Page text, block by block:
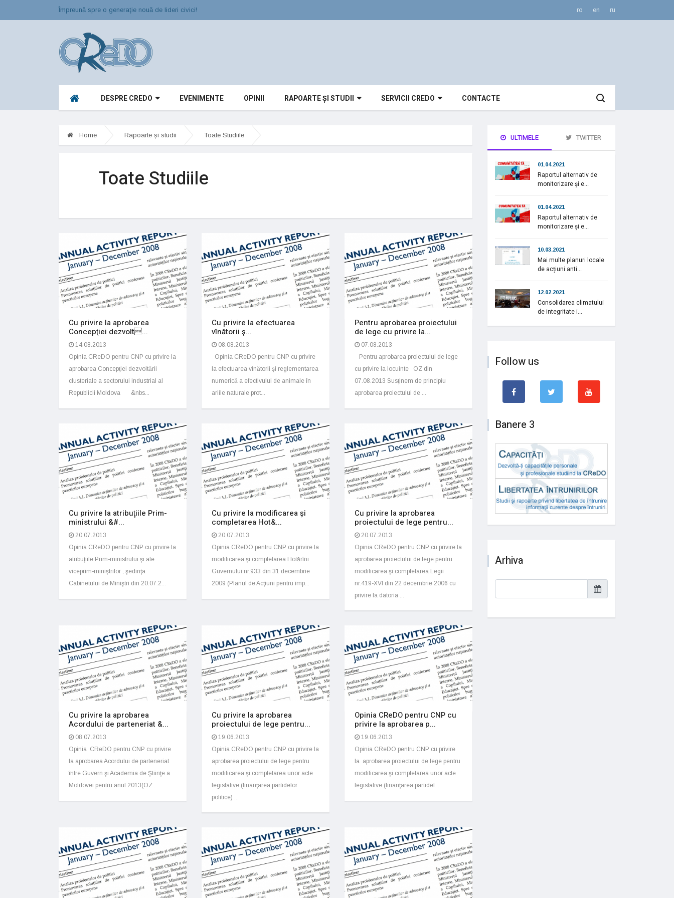
Împreună spre o generaţie nouă de lideri civici! ro en ru
DESPRE CREDO EVENIMENTE OPINII RAPOARTE ȘI STUDII SERVICII CREDO CONTACTE
Home Rapoarte și studii Toate Studiile
Toate Studiile
Cu privire la aprobarea
Concepţiei dezvolt...
14.08.2013
Opinia CReDO pentru CNP cu privire la
aprobarea Concepţiei dezvoltării
clusteriale a sectorului industrial al
Republicii Moldova &nbs...
Cu privire la efectuarea
vînătorii ş...
08.08.2013
Opinia CReDO pentru CNP cu privire
la efectuarea vînătorii şi reglementarea
numerică a efectivului de animale în
ariile naturale prot...
Pentru aprobarea proiectului
de lege cu privire la...
07.08.2013
Pentru aprobarea proiectului de lege
cu privire la locuinte OZ din
07.08.2013 Susţinem de principiu
aprobarea proiectului de ...
Cu privire la atribuţiile Prim-
ministrului &#...
20.07.2013
Opinia CReDO pentru CNP cu privire la
atribuţiile Prim-ministrului şi ale
viceprim-miniştrilor , şedinţa
Cabinetului de Miniştri din 20.07.2...
Cu privire la modificarea şi
completarea Hot&...
20.07.2013
Opinia CReDO pentru CNP cu privire la
modificarea şi completarea Hotărîrii
Guvernului nr.933 din 31 decembrie
2009 (Planul de Acţiuni pentru imp...
Cu privire la aprobarea
proiectului de lege pentru...
20.07.2013
Opinia CReDO pentru CNP cu privire la
aprobarea proiectului de lege pentru
modificarea şi completarea Legii
nr.419-XVI din 22 decembrie 2006 cu
privire la datoria ...
Cu privire la aprobarea
Acordului de parteneriat &...
08.07.2013
Opinia CReDO pentru CNP cu privire
la aprobarea Acordului de parteneriat
între Guvern şi Academia de Ştiinţe a
Moldovei pentru anul 2013(OZ...
Cu privire la aprobarea
proiectului de lege pentru...
19.06.2013
Opinia CReDO pentru CNP cu privire la
aprobarea proiectului de lege pentru
modificarea şi completarea unor acte
legislative (finanţarea partidelor
politice) ...
Opinia CReDO pentru CNP cu
privire la aprobarea p...
19.06.2013
Opinia CReDO pentru CNP cu privire
la aprobarea proiectului de lege pentru
modificarea şi completarea unor acte
legislative (finanţarea partidel...
ULTIMELE TWITTER
01.04.2021
Raportul alternativ de
monitorizare și e...
01.04.2021
Raportul alternativ de
monitorizare și e...
10.03.2021
Mai multe planuri locale
de acțiuni anti...
12.02.2021
Consolidarea climatului
de integritate i...
Follow us
Banere 3
Arhiva